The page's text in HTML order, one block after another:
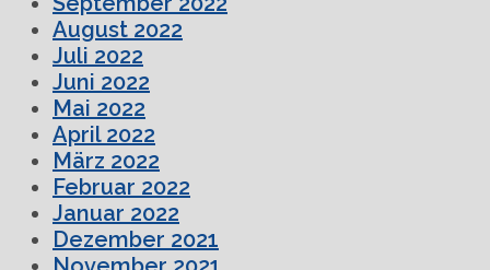
August 2022
Juli 2022
Juni 2022
Mai 2022
April 2022
März 2022
Februar 2022
Januar 2022
Dezember 2021